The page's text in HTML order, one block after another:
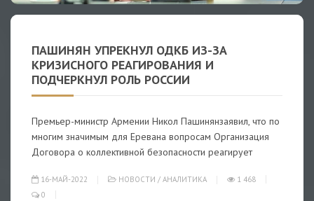
ПАШИНЯН УПРЕКНУЛ ОДКБ ИЗ-ЗА
КРИЗИСНОГО РЕАГИРОВАНИЯ И
ПОДЧЕРКНУЛ РОЛЬ РОССИИ
Премьер-министр Армении Никол Пашинянзаявил, что по
многим значимым для Еревана вопросам Организация
Договора о коллективной безопасности реагирует
16-МАЙ-2022 НОВОСТИ / АНАЛИТИКА
1 468
0